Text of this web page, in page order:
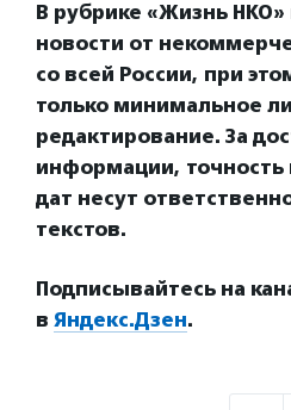
В рубрике «Жизнь
новости от
со всей России, при
только минимальное
редактирование. За
информации, точность
дат несут
текстов.
Подписывайтесь на
в Яндекс.Дзен.